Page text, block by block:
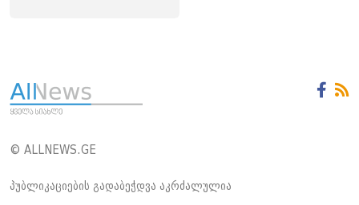
© ALLNEWS.GE
პუბლიკაციების გადაბეჭდვა აკრძალულია